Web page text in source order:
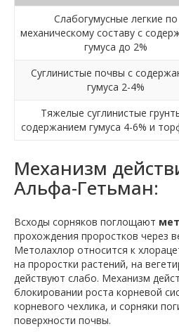
Слабогумусные легкие по
механическому составу с
гумуса до 2%
Суглинистые почвы с
гумуса 2-4%
Тяжелые суглинистые
содержанием гумуса 4-6% и
Механизм
Альфа-Гетьман:
Всходы сорняков поглощают
прохождения проростков через
Метолахлор относится к
на проростки растений, на
действуют слабо. Механизм
блокировании роста корневой
корневого чехлика, и сорняки
поверхности почвы.